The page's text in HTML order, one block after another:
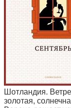
Шотландия.
золотая,